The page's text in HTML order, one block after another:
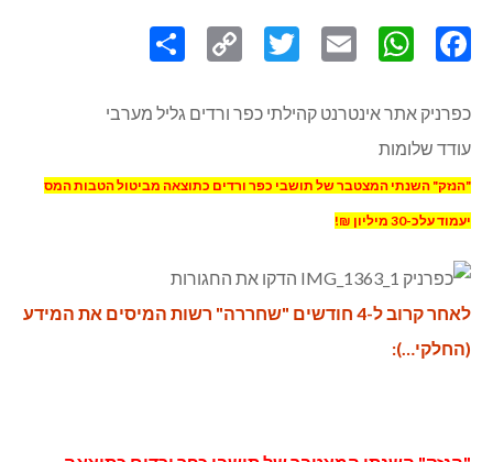
Link
כפרניק אתר אינטרנט קהילתי כפר ורדים גליל מערבי
עודד שלומות
"הנזק" השנתי המצטבר של תושבי כפר ורדים כתוצאה מביטול הטבות המס
יעמוד עלכ-30 מיליון ₪!
לאחר קרוב ל-4 חודשים "שחררה" רשות המיסים את המידע
(החלקי…):